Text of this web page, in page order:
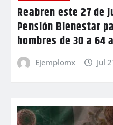
Reabren este 27 de
Pensión Bienestar
hombres de 30 a 64
Ejemplomx Jul